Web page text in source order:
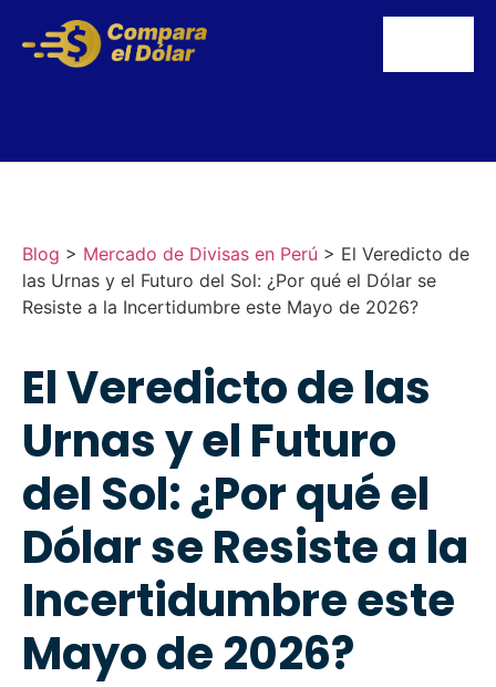
Blog > Mercado de Divisas en Perú > El Veredicto de
las Urnas y el Futuro del Sol: ¿Por qué el Dólar se
Resiste a la Incertidumbre este Mayo de 2026?
El Veredicto de las
Urnas y el Futuro
del Sol: ¿Por qué el
Dólar se Resiste a la
Incertidumbre este
Mayo de 2026?